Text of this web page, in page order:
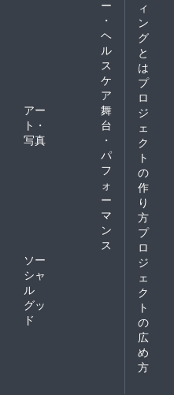
ー
・
ヘ
ル
ス
ケ
ア
アー
ト・
写真
舞
台
・
パ
フ
ォ
ー
マ
ン
ス
ソー
シャ
ル
グッ
ド
ィ
ン
グ
と
は
プ
ロ
ジ
ェ
ク
ト
の
作
り
方
プ
ロ
ジ
ェ
ク
ト
の
広
め
方